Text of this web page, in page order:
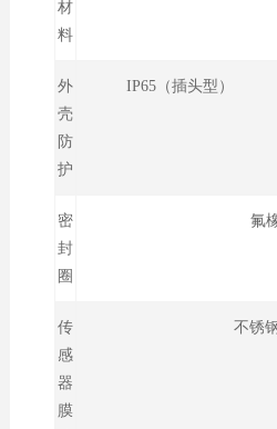
材
料
外
壳
防
护
IP65（插头型）
密
封
圈
氟
传
感
器
膜
不锈